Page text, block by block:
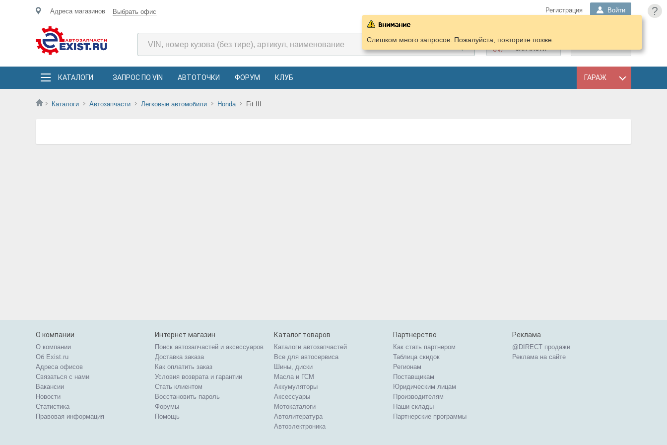
?
Адреса магазинов Выбрать офис Регистрация Войти
ПОДОБРАТЬ
ЗАПЧАСТИ
КАТАЛОГИ ЗАПРОС ПО VIN АВТОТОЧКИ ФОРУМ КЛУБ ГАРАЖ
Каталоги Автозапчасти Легковые автомобили Honda Fit III
Слишком много запросов. Пожалуйста, повторите позже.
О компании
О компании
Об Exist.ru
Адреса офисов
Связаться с нами
Вакансии
Новости
Статистика
Правовая информация
Интернет магазин
Поиск автозапчастей и аксессуаров
Доставка заказа
Как оплатить заказ
Условия возврата и гарантии
Стать клиентом
Восстановить пароль
Форумы
Помощь
Каталог товаров
Каталоги автозапчастей
Все для автосервиса
Шины, диски
Масла и ГСМ
Аккумуляторы
Аксессуары
Мотокаталоги
Автолитература
Автоэлектроника
Партнерство
Как стать партнером
Таблица скидок
Регионам
Поставщикам
Юридическим лицам
Производителям
Наши склады
Партнерские программы
Реклама
@DIRECT продажи
Реклама на сайте